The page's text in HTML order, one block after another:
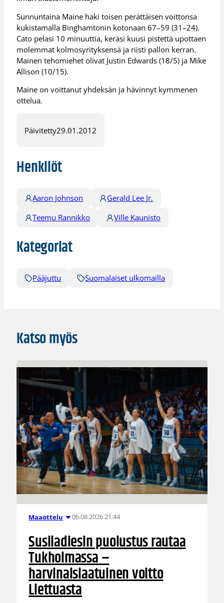
Sunnuntaina Maine haki toisen perättäisen voittonsa
kukistamalla Binghamtonin kotonaan 67–59 (31–24).
Cato pelasi 10 minuuttia, keräsi kuusi pistettä upottaen
molemmat kolmosyrityksensä ja riisti pallon kerran.
Mainen tehomiehet olivat Justin Edwards (18/5) ja Mike
Allison (10/15).
Maine on voittanut yhdeksän ja hävinnyt kymmenen
ottelua.
Päivitetty29.01.2012
Henkilöt
Aaron Johnson
Gerald Lee Jr.
Teemu Rannikko
Ville Kaunisto
Kategoriat
Pääjuttu Suomalaiset ulkomailla
Katso myös
Maaottelu 06.08.2026 21:44
Susiladiesin puolustus rautaa
Tukholmassa –
harvinaislaatuinen voitto
Liettuasta